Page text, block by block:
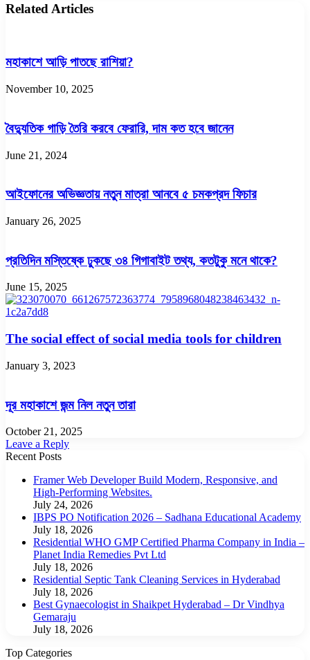
Related Articles
মহাকাশে আড়ি পাতছে রাশিয়া?
November 10, 2025
বৈদ্যুতিক গাড়ি তৈরি করবে ফেরারি, দাম কত হবে জানেন
June 21, 2024
আইফোনের অভিজ্ঞতায় নতুন মাত্রা আনবে ৫ চমকপ্রদ ফিচার
January 26, 2025
প্রতিদিন মস্তিষ্কে ঢুকছে ৩৪ গিগাবাইট তথ্য, কতটুকু মনে থাকে?
June 15, 2025
The social effect of social media tools for children
January 3, 2023
দূর মহাকাশে জন্ম নিল নতুন তারা
October 21, 2025
Leave a Reply
Recent Posts
Framer Web Developer Build Modern, Responsive, and
High-Performing Websites.
July 24, 2026
IBPS PO Notification 2026 – Sadhana Educational Academy
July 18, 2026
Residential WHO GMP Certified Pharma Company in India –
Planet India Remedies Pvt Ltd
July 18, 2026
Residential Septic Tank Cleaning Services in Hyderabad
July 18, 2026
Best Gynaecologist in Shaikpet Hyderabad – Dr Vindhya
Gemaraju
July 18, 2026
Top Categories